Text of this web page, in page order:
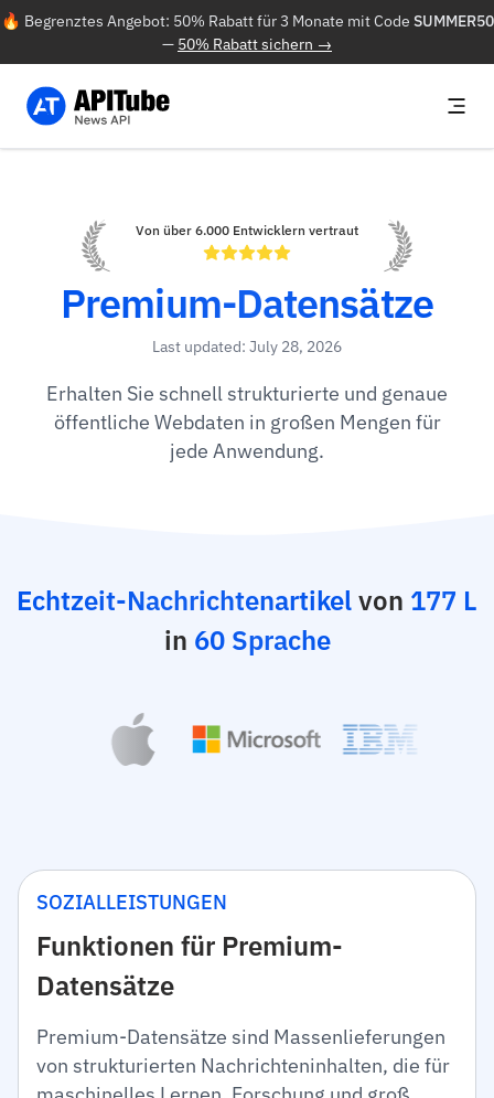
🔥 Begrenztes Angebot: 50% Rabatt für 3 Monate mit Code SUMMER50
— 50% Rabatt sichern →
Von über 6.000 Entwicklern vertraut
Premium-Datensätze
Last updated: July 28, 2026
Erhalten Sie schnell strukturierte und genaue
öffentliche Webdaten in großen Mengen für
jede Anwendung.
Echtzeit-Nachrichtenartikelvon 177 L
in 60 Sprache
SOZIALLEISTUNGEN
Funktionen für Premium-
Datensätze
Premium-Datensätze sind Massenlieferungen
von strukturierten Nachrichteninhalten, die für